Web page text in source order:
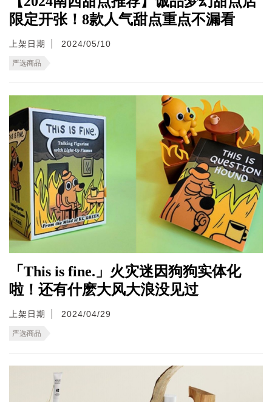
限定开张！8款人气甜点重点不漏看
上架日期 2024/05/10
严选商品
「This is fine.」火灾迷因狗狗实体化
啦！还有什麽大风大浪没见过
上架日期 2024/04/29
严选商品